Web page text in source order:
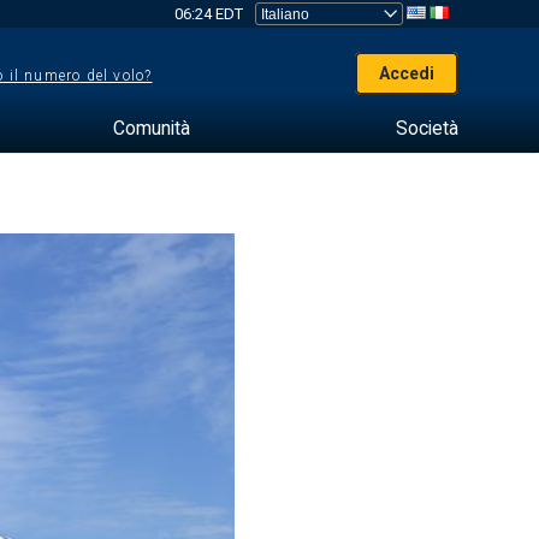
06:24 EDT
il numero del volo? Accedi
Comunità Società